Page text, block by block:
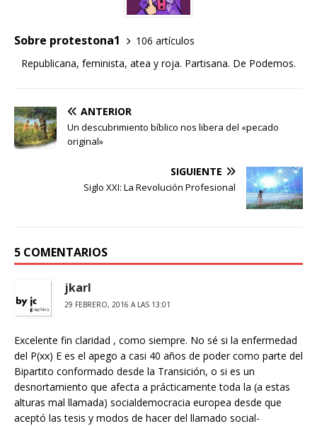
Sobre protestona1
106 artículos
Republicana, feminista, atea y roja. Partisana. De Podemos.
ANTERIOR
Un descubrimiento bíblico nos libera del «pecado
original»
SIGUIENTE
Siglo XXI: La Revolución Profesional
5 COMENTARIOS
jkarl
29 FEBRERO, 2016 A LAS 13:01
Excelente fin claridad , como siempre. No sé si la enfermedad
del P(xx) E es el apego a casi 40 años de poder como parte del
Bipartito conformado desde la Transición, o si es un
desnortamiento que afecta a prácticamente toda la (a estas
alturas mal llamada) socialdemocracia europea desde que
aceptó las tesis y modos de hacer del llamado social-